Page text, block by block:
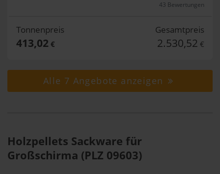
43 Bewertungen
Tonnenpreis
413,02 €
Gesamtpreis
2.530,52 €
Alle 7 Angebote anzeigen
Holzpellets Sackware für
Großschirma (PLZ 09603)